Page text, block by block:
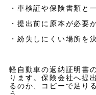
・車検証や保険書類と
・提出前に原本が必要
・紛失しにくい場所を
軽自動車の返納証明書
ります。保険会社へ提
るのか、コピーで足り